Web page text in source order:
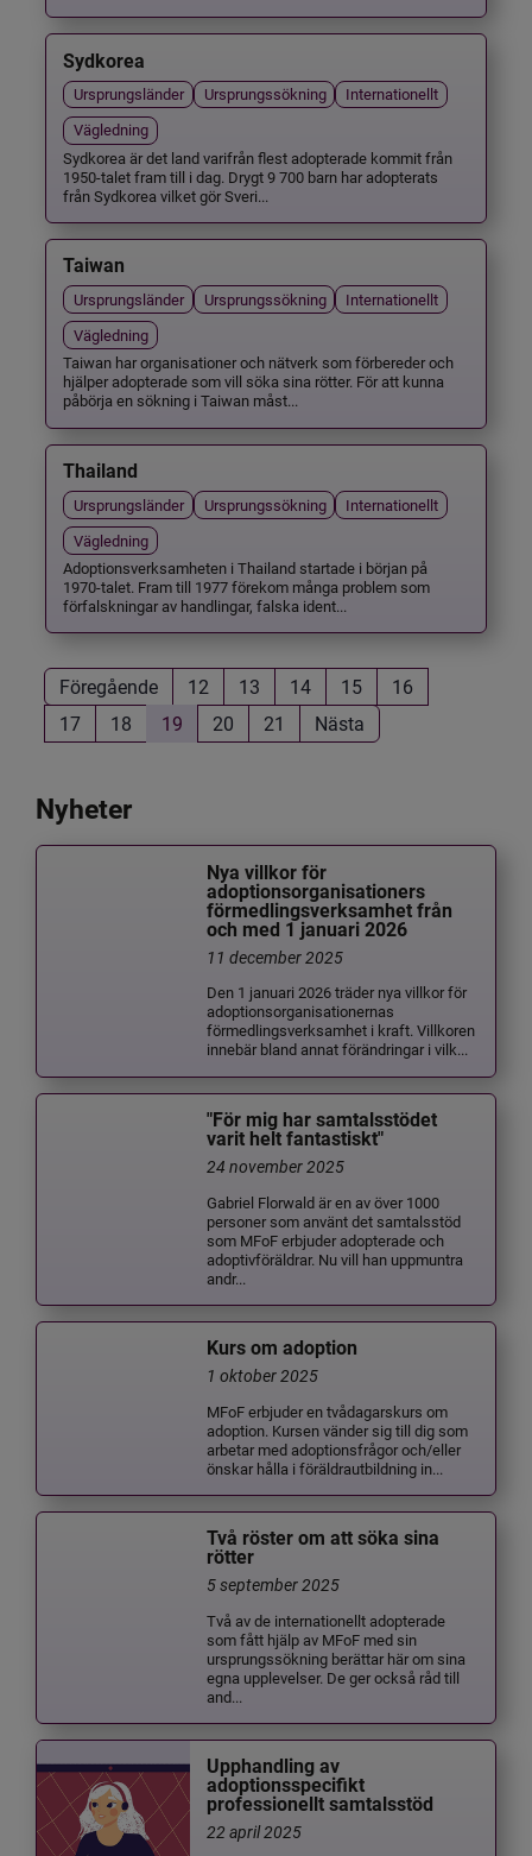
Sydkorea
Ursprungsländer Ursprungssökning
Internationellt
Vägledning
Sydkorea är det land varifrån flest adopterade kommit från
1950-talet fram till i dag. Drygt 9 700 barn har adopterats
från Sydkorea vilket gör Sveri...
Taiwan
Ursprungsländer Ursprungssökning
Internationellt
Vägledning
Taiwan har organisationer och nätverk som förbereder och
hjälper adopterade som vill söka sina rötter. För att kunna
påbörja en sökning i Taiwan måst...
Thailand
Ursprungsländer Ursprungssökning
Internationellt
Vägledning
Adoptionsverksamheten i Thailand startade i början på
1970-talet. Fram till 1977 förekom många problem som
förfalskningar av handlingar, falska ident...
Föregående 12 13 14 15
16
17
18 19 20 21 Nästa
Nyheter
Nya villkor för
adoptionsorganisationers
förmedlingsverksamhet från
och med 1 januari 2026
11 december 2025
Den 1 januari 2026 träder nya villkor för
adoptionsorganisationernas
förmedlingsverksamhet i kraft. Villkoren
innebär bland annat förändringar i vilk...
"För mig har samtalsstödet
varit helt fantastiskt"
24 november 2025
Gabriel Florwald är en av över 1000
personer som använt det samtalsstöd
som MFoF erbjuder adopterade och
adoptivföräldrar. Nu vill han uppmuntra
andr...
Kurs om adoption
1 oktober 2025
MFoF erbjuder en tvådagarskurs om
adoption. Kursen vänder sig till dig som
arbetar med adoptionsfrågor och/eller
önskar hålla i föräldrautbildning in...
Två röster om att söka sina
rötter
5 september 2025
Två av de internationellt adopterade
som fått hjälp av MFoF med sin
ursprungssökning berättar här om sina
egna upplevelser. De ger också råd till
and...
Upphandling av
adoptionsspecifikt
professionellt samtalsstöd
22 april 2025